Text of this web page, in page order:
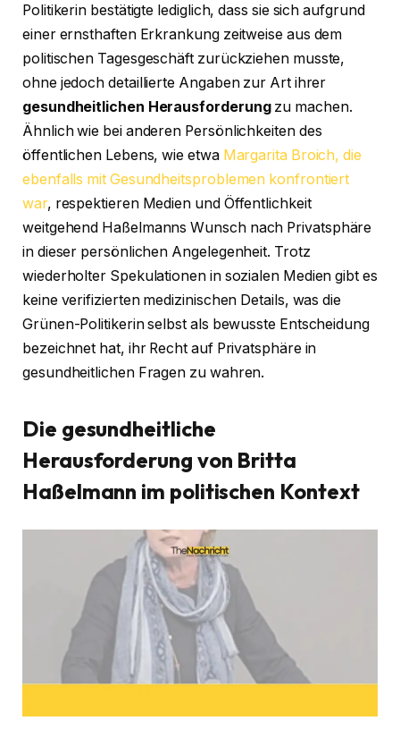
Politikerin bestätigte lediglich, dass sie sich aufgrund
einer ernsthaften Erkrankung zeitweise aus dem
politischen Tagesgeschäft zurückziehen musste,
ohne jedoch detaillierte Angaben zur Art ihrer
gesundheitlichen Herausforderungzu machen.
Ähnlich wie bei anderen Persönlichkeiten des
öffentlichen Lebens, wie etwa Margarita Broich, die
ebenfalls mit Gesundheitsproblemen konfrontiert
war, respektieren Medien und Öffentlichkeit
weitgehend Haßelmanns Wunsch nach Privatsphäre
in dieser persönlichen Angelegenheit. Trotz
wiederholter Spekulationen in sozialen Medien gibt es
keine verifizierten medizinischen Details, was die
Grünen-Politikerin selbst als bewusste Entscheidung
bezeichnet hat, ihr Recht auf Privatsphäre in
gesundheitlichen Fragen zu wahren.
Die gesundheitliche
Herausforderung von Britta
Haßelmann im politischen Kontext